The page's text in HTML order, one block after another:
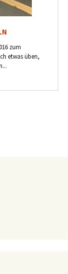
zum
etwas üben,